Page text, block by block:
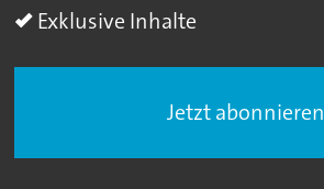
Exklusive Inhalte
Jetzt abonnieren